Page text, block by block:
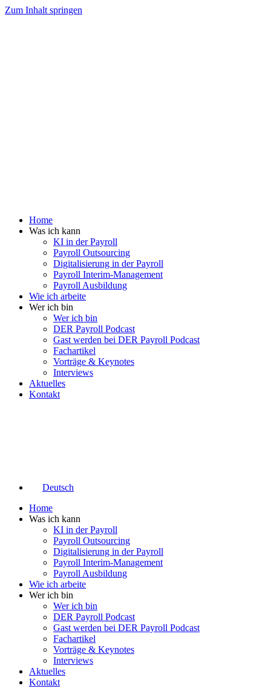
Zum Inhalt springen
Home
Was ich kann
KI in der Payroll
Payroll Outsourcing
Digitalisierung in der Payroll
Payroll Interim-Management
Payroll Ausbildung
Wie ich arbeite
Wer ich bin
Wer ich bin
DER Payroll Podcast
Gast werden bei DER Payroll Podcast
Fachartikel
Vorträge & Keynotes
Interviews
Aktuelles
Kontakt
Deutsch
Home
Was ich kann
KI in der Payroll
Payroll Outsourcing
Digitalisierung in der Payroll
Payroll Interim-Management
Payroll Ausbildung
Wie ich arbeite
Wer ich bin
Wer ich bin
DER Payroll Podcast
Gast werden bei DER Payroll Podcast
Fachartikel
Vorträge & Keynotes
Interviews
Aktuelles
Kontakt